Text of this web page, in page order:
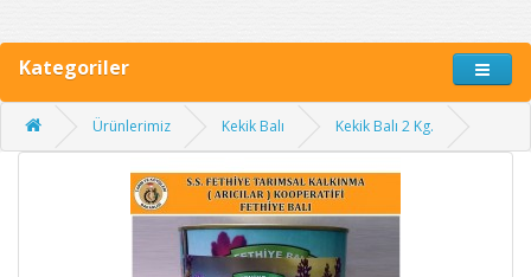
Kategoriler
Ürünlerimiz Kekik Balı Kekik Balı 2 Kg.